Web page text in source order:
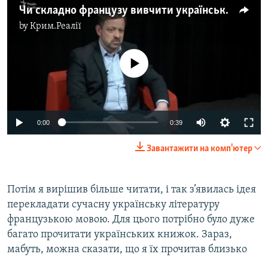
Чи складно французу вивчити українську мову?
byКрим.Реалії
No media source currently available
0:00 0:39
Завантажити на комп'ютер
Потім я вирішив більше читати, і так з’явилась ідея
перекладати сучасну українську літературу
французькою мовою. Для цього потрібно було дуже
багато прочитати українських книжок. Зараз,
мабуть, можна сказати, що я їх прочитав близько